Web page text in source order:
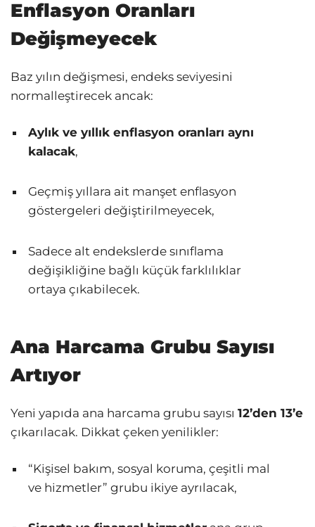
Enflasyon Oranları
Değişmeyecek
Baz yılın değişmesi, endeks seviyesini
normalleştirecek ancak:
Aylık ve yıllık enflasyon oranları aynı
kalacak,
Geçmiş yıllara ait manşet enflasyon
göstergeleri değiştirilmeyecek,
Sadece alt endekslerde sınıflama
değişikliğine bağlı küçük farklılıklar
ortaya çıkabilecek.
Ana Harcama Grubu Sayısı
Artıyor
Yeni yapıda ana harcama grubu sayısı 12’den 13’e
çıkarılacak. Dikkat çeken yenilikler:
“Kişisel bakım, sosyal koruma, çeşitli mal
ve hizmetler” grubu ikiye ayrılacak,